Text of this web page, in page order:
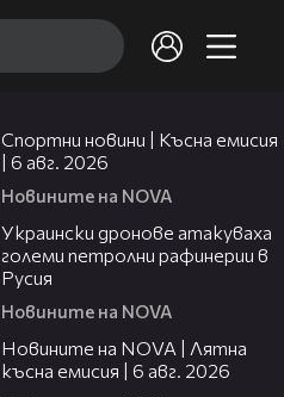
Спортни новини | Късна емисия
| 6 авг. 2026
Новините на NOVA
Украински дронове атакуваха
големи петролни рафинерии в
Русия
Новините на NOVA
Новините на NOVA | Лятна
късна емисия | 6 авг. 2026